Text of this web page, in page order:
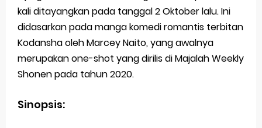
kali ditayangkan pada tanggal 2 Oktober lalu. Ini
didasarkan pada manga komedi romantis terbitan
Kodansha oleh Marcey Naito, yang awalnya
merupakan one-shot yang dirilis di Majalah Weekly
Shonen pada tahun 2020.
Sinopsis: